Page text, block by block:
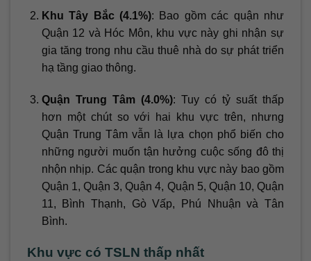
Khu Tây Bắc (4.1%): Bao gồm các quận như
Quận 12 và Hóc Môn, khu vực này ghi nhận sự
gia tăng trong nhu cầu thuê nhà do sự phát triển
hạ tầng giao thông.
Quận Trung Tâm (4.0%): Tuy có tỷ suất thấp
hơn một chút so với hai khu vực trên, nhưng
Quận Trung Tâm vẫn là lựa chọn phổ biến cho
những người muốn tận hưởng cuộc sống đô thị
nhộn nhịp. Các quận trong khu vực này bao gồm
Quận 1, Quận 3, Quận 4, Quận 5, Quận 10, Quận
11, Bình Thạnh, Gò Vấp, Phú Nhuận và Tân
Bình.
Khu vực có TSLN thấp nhất